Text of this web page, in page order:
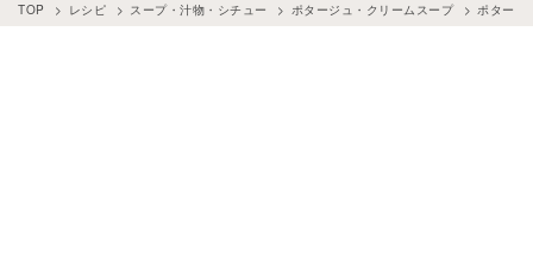
TOP レシピ スープ・汁物・シチュー ポタージュ・クリームスープ ポタージ